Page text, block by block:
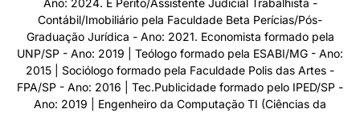
Ano: 2024. É Perito/Assistente Judicial Trabalhista -
Contábil/Imobiliário pela Faculdade Beta Perícias/Pós-
Graduação Jurídica - Ano: 2021. Economista formado pela
UNP/SP - Ano: 2019 | Teólogo formado pela ESABI/MG - Ano:
2015 | Sociólogo formado pela Faculdade Polis das Artes -
FPA/SP - Ano: 2016 | Tec.Publicidade formado pelo IPED/SP -
Ano: 2019 | Engenheiro da Computação TI (Ciências da